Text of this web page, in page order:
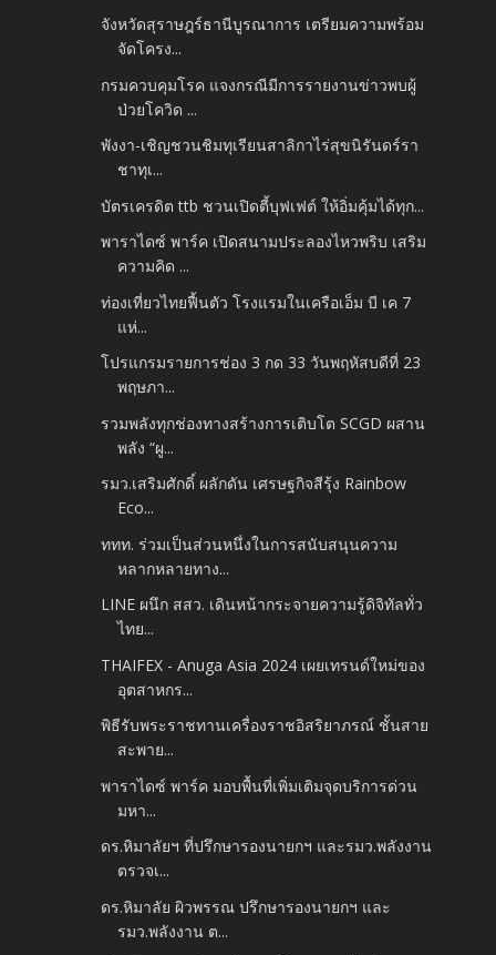
จังหวัดสุราษฎร์ธานีบูรณาการ เตรียมความพร้อม
จัดโครง...
กรมควบคุมโรค แจงกรณีมีการรายงานข่าวพบผู้
ป่วยโควิด ...
พังงา-เชิญชวนชิมทุเรียนสาลิกาไร่สุขนิรันดร์รา
ชาทุเ...
บัตรเครดิต ttb ชวนเปิดตี้บุฟเฟต์ ให้อิ่มคุ้มได้ทุก...
พาราไดซ์ พาร์ค เปิดสนามประลองไหวพริบ เสริม
ความคิด ...
ท่องเที่ยวไทยฟื้นตัว โรงแรมในเครือเอ็ม บี เค 7
แห่...
โปรแกรมรายการช่อง 3 กด 33 วันพฤหัสบดีที่ 23
พฤษภา...
รวมพลังทุกช่องทางสร้างการเติบโต SCGD ผสาน
พลัง “ผู...
รมว.เสริมศักดิ์ ผลักดัน เศรษฐกิจสีรุ้ง Rainbow
Eco...
ททท. ร่วมเป็นส่วนหนึ่งในการสนับสนุนความ
หลากหลายทาง...
LINE ผนึก สสว. เดินหน้ากระจายความรู้ดิจิทัลทั่ว
ไทย...
THAIFEX - Anuga Asia 2024 เผยเทรนด์ใหม่ของ
อุตสาหกร...
พิธีรับพระราชทานเครื่องราชอิสริยาภรณ์ ชั้นสาย
สะพาย...
พาราไดซ์ พาร์ค มอบพื้นที่เพิ่มเติมจุดบริการด่วน
มหา...
ดร.หิมาลัยฯ ที่ปรึกษารองนายกฯ และรมว.พลังงาน
ตรวจเ...
ดร.หิมาลัย ผิวพรรณ ปรึกษารองนายกฯ และ
รมว.พลังงาน ต...